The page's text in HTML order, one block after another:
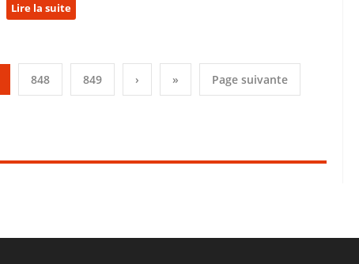
Lire la suite
848 849 › » Page suivante